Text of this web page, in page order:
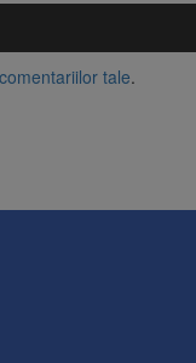
tale.